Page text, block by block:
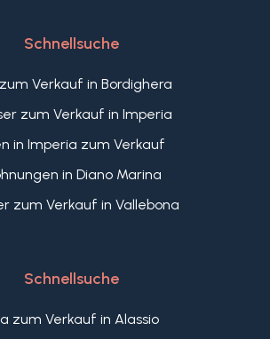
Schnellsuche
Verkauf in Bordighera
zum Verkauf in Imperia
in Imperia zum Verkauf
in Diano Marina
zum Verkauf in Vallebona
Schnellsuche
zum Verkauf in Alassio